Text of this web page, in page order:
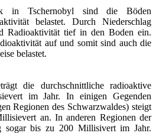
in Tschernobyl sind die Böden
belastet. Durch Niederschlag
Radioaktivität tief in den Boden ein.
auf und somit sind auch die
belastet.
die durchschnittliche radioaktive
im Jahr. In einigen Gegenden
Regionen des Schwarzwaldes) steigt
an. In anderen Regionen der
sogar bis zu 200 Millisivert im Jahr.